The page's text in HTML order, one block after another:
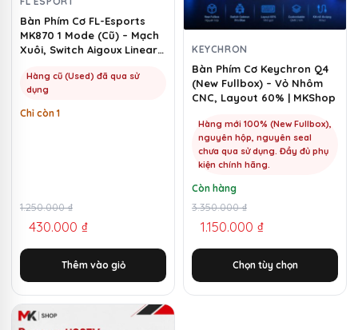
Bàn Phím Cơ FL-Esports
MK870 1 Mode (Cũ) – Mạch
Xuôi, Switch Aigoux Linear |
Hàng cũ (Used) đã qua sử
dụng
Chỉ còn 1
1.250.000₫
Giá
gốc
là:
1.250.000 ₫.
430.000 ₫
Giá
hiện
tại
là:
430.000 ₫.
Thêm vào giỏ
KEYCHRON
Bàn Phím Cơ Keychron Q4
(New Fullbox) – Vỏ Nhôm
CNC, Layout 60% | MKShop
Hàng mới 100% (New Fullbox),
nguyên hộp, nguyên seal
chưa qua sử dụng. Đầy đủ phụ
kiện chính hãng.
Còn hàng
3.350.000₫
Giá
gốc
là:
3.350.000 ₫.
1.150.000 ₫
Giá
hiện
tại
là:
1.150.000 ₫.
Chọn tùy chọn
Các
tùy
chọn
có
thể
được
chọn
trên
trang
sản
phẩm